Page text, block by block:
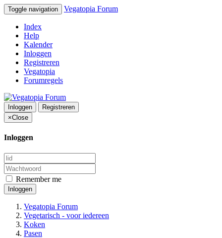
Toggle navigation Vegatopia Forum
Index
Help
Kalender
Inloggen
Registreren
Vegatopia
Forumregels
Inloggen
Registreren
×Close
Inloggen
Remember me
Inloggen
Vegatopia Forum
Vegetarisch - voor iedereen
Koken
Pasen